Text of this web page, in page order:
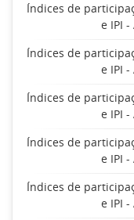
Índices de
e IPI
Índices de
e IPI
Índices de
e IPI
Índices de
e IPI
Índices de
e IPI